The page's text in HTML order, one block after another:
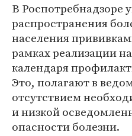
В Роспотребнадзоре
распространения
населения
рамках реализации
календаря
Это, полагают в
отсутствием
и низкой
опасности болезни.